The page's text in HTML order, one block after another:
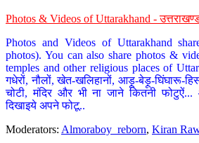
Photos & Videos of Uttarakhand -
Photos and Videos of Uttarakhand
photos). You can also share photos &
temples and other religious places of
गधेरों, नौलों, खेत-खलिहानों, आड़ू-बेड़ू-घिंघारू-
चोटी, मंदिर और भी ना जाने कितनी
दिखाइये अपने फोटू..
Moderators: Almoraboy_reborn, Kiran